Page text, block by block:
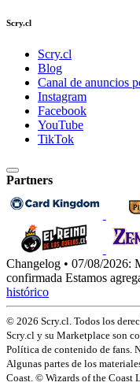
Scry.cl
Scry.cl
Blog
Canal de anuncios
Instagram
Facebook
YouTube
TikTok
Partners
Changelog • 07/08/2026:
confirmada Estamos
histórico
© 2026 Scry.cl. Todos los
Scry.cl y su Marketplace son
Política de contenido de fans.
Algunas partes de los
Coast. © Wizards of the Coast